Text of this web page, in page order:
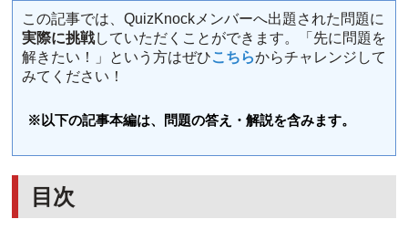
この記事では、QuizKnockメンバーへ出題された問題に
実際に挑戦していただくことができます。「先に問題を
解きたい！」という方はぜひこちらからチャレンジして
みてください！
※以下の記事本編は、問題の答え・解説を含みます。
目次